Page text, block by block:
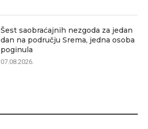
Šest saobraćajnih nezgoda za jedan
dan na području Srema, jedna osoba
poginula
07.08.2026.